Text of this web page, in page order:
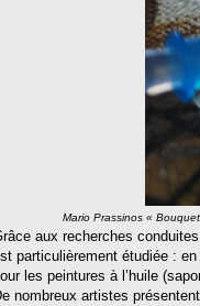
Mario Prassinos «
aux recherches
particulièrement étudiée :
les peintures à l’huile
nombreux artistes